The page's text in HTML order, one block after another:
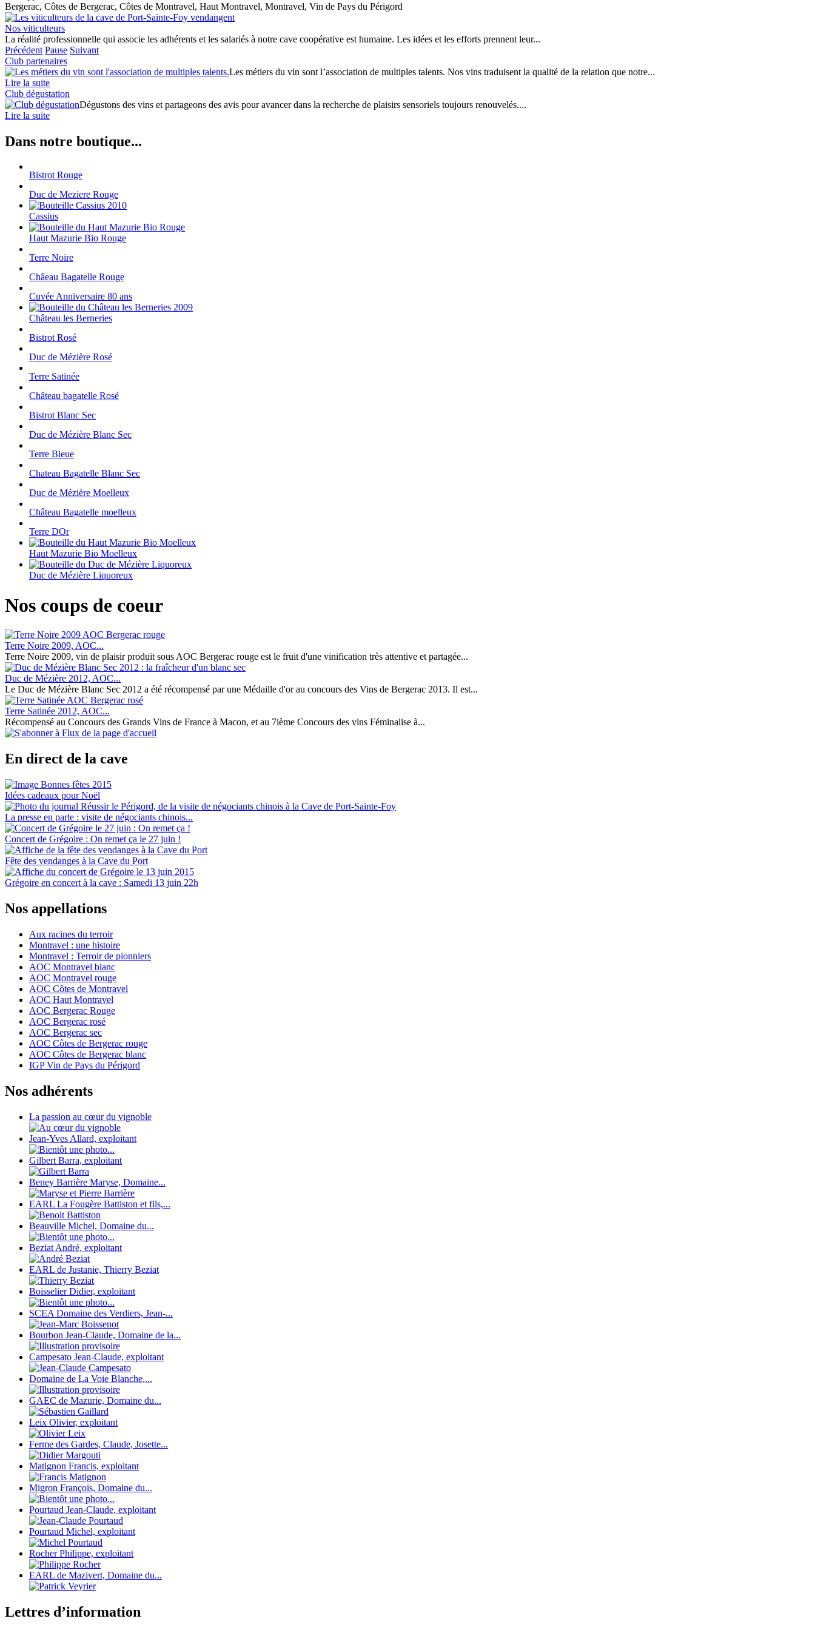
Bergerac, Côtes de Bergerac, Côtes de Montravel, Haut Montravel, Montravel, Vin de Pays du Périgord
Nos viticulteurs
La réalité professionnelle qui associe les adhérents et les salariés à notre cave coopérative est humaine. Les idées et les efforts prennent leur...
Précédent Pause Suivant
Club partenaires
Les métiers du vin sont l’association de multiples talents. Nos vins traduisent la qualité de la relation que notre...
Lire la suite
Club dégustation
Dégustons des vins et partageons des avis pour avancer dans la recherche de plaisirs sensoriels toujours renouvelés....
Lire la suite
Dans notre boutique...
Bistrot Rouge
Duc de Meziere Rouge
Cassius
Haut Mazurie Bio Rouge
Terre Noire
Châeau Bagatelle Rouge
Cuvée Anniversaire 80 ans
Château les Berneries
Bistrot Rosé
Duc de Mézière Rosé
Terre Satinée
Château bagatelle Rosé
Bistrot Blanc Sec
Duc de Mézière Blanc Sec
Terre Bleue
Chateau Bagatelle Blanc Sec
Duc de Mézière Moelleux
Château Bagatelle moelleux
Terre DOr
Haut Mazurie Bio Moelleux
Duc de Mézière Liquoreux
Nos coups de coeur
Terre Noire 2009, AOC...
Terre Noire 2009, vin de plaisir produit sous AOC Bergerac rouge est le fruit d'une vinification très attentive et partagée...
Duc de Mézière 2012, AOC...
Le Duc de Mézière Blanc Sec 2012 a été récompensé par une Médaille d'or au concours des Vins de Bergerac 2013. Il est...
Terre Satinée 2012, AOC...
Récompensé au Concours des Grands Vins de France à Macon, et au 7ième Concours des vins Féminalise à...
En direct de la cave
Idées cadeaux pour Noël
La presse en parle : visite de négociants chinois...
Concert de Grégoire : On remet ça le 27 juin !
Fête des vendanges à la Cave du Port
Grégoire en concert à la cave : Samedi 13 juin 22h
Nos appellations
Aux racines du terroir
Montravel : une histoire
Montravel : Terroir de pionniers
AOC Montravel blanc
AOC Montravel rouge
AOC Côtes de Montravel
AOC Haut Montravel
AOC Bergerac Rouge
AOC Bergerac rosé
AOC Bergerac sec
AOC Côtes de Bergerac rouge
AOC Côtes de Bergerac blanc
IGP Vin de Pays du Périgord
Nos adhérents
La passion au cœur du vignoble
Jean-Yves Allard, exploitant
Gilbert Barra, exploitant
Beney Barrière Maryse, Domaine...
EARL La Fougère Battiston et fils,...
Beauville Michel, Domaine du...
Beziat André, exploitant
EARL de Justanie, Thierry Beziat
Boisselier Didier, exploitant
SCEA Domaine des Verdiers, Jean-...
Bourbon Jean-Claude, Domaine de la...
Campesato Jean-Claude, exploitant
Domaine de La Voie Blanche,...
GAEC de Mazurie, Domaine du...
Leix Olivier, exploitant
Ferme des Gardes, Claude, Josette...
Matignon Francis, exploitant
Migron François, Domaine du...
Pourtaud Jean-Claude, exploitant
Pourtaud Michel, exploitant
Rocher Philippe, exploitant
EARL de Mazivert, Domaine du...
Lettres d’information